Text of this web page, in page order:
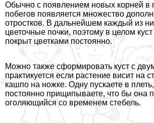
Обычно с появлением новых корней в
побегов появляется множество
отростков. В дальнейшем каждый из
цветочные почки, поэтому в целом
покрыт цветками постоянно.
Можно также сформировать куст с
пpaктикуется если растение висит на
кашпо на ножке. Одну пускаете в
постоянно прищипываете, что бы она
оголяющийся со временем стебель.